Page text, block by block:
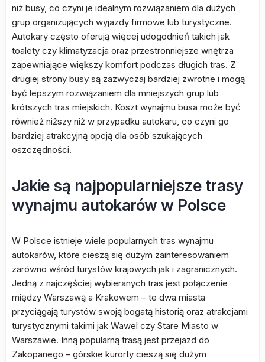
niż busy, co czyni je idealnym rozwiązaniem dla dużych
grup organizujących wyjazdy firmowe lub turystyczne.
Autokary często oferują więcej udogodnień takich jak
toalety czy klimatyzacja oraz przestronniejsze wnętrza
zapewniające większy komfort podczas długich tras. Z
drugiej strony busy są zazwyczaj bardziej zwrotne i mogą
być lepszym rozwiązaniem dla mniejszych grup lub
krótszych tras miejskich. Koszt wynajmu busa może być
również niższy niż w przypadku autokaru, co czyni go
bardziej atrakcyjną opcją dla osób szukających
oszczędności.
Jakie są najpopularniejsze trasy
wynajmu autokarów w Polsce
W Polsce istnieje wiele popularnych tras wynajmu
autokarów, które cieszą się dużym zainteresowaniem
zarówno wśród turystów krajowych jak i zagranicznych.
Jedną z najczęściej wybieranych tras jest połączenie
między Warszawą a Krakowem – te dwa miasta
przyciągają turystów swoją bogatą historią oraz atrakcjami
turystycznymi takimi jak Wawel czy Stare Miasto w
Warszawie. Inną popularną trasą jest przejazd do
Zakopanego – górskie kurorty cieszą się dużym